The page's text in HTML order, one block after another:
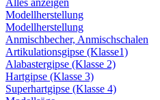
Alles anzeigen
Modellherstellung
Modellherstellung
Anmischbecher, Anmischschalen
Artikulationsgipse (Klasse1)
Alabastergipse (Klasse 2)
Hartgipse (Klasse 3)
Superhartgipse (Klasse 4)